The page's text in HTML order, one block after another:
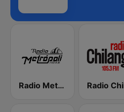
Radio Metrópoli 1150 AM